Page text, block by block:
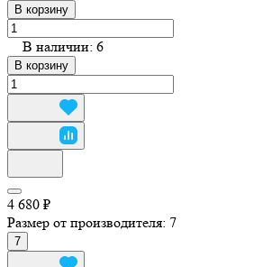
В корзину
В наличии: 6
В корзину
4 680 ₽
Размер от производителя: 7
7